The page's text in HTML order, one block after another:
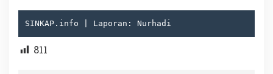
SINKAP.info | Laporan: Nurhadi
811